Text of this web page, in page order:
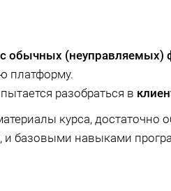
с обычных (неуправляемых)
платформу.
разобраться в
курса, достаточно
и базовыми навыками